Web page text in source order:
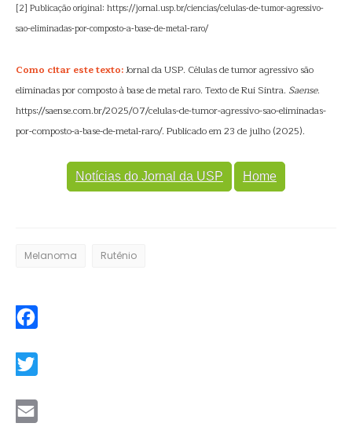
[2] Publicação original: https://jornal.usp.br/ciencias/celulas-de-tumor-agressivo-
sao-eliminadas-por-composto-a-base-de-metal-raro/
Como citar este texto:Jornal da USP. Células de tumor agressivo são
eliminadas por composto à base de metal raro. Texto de Rui Sintra. Saense.
https://saense.com.br/2025/07/celulas-de-tumor-agressivo-sao-eliminadas-
por-composto-a-base-de-metal-raro/. Publicado em 23 de julho (2025).
Notícias do Jornal da USP Home
Melanoma Rutênio